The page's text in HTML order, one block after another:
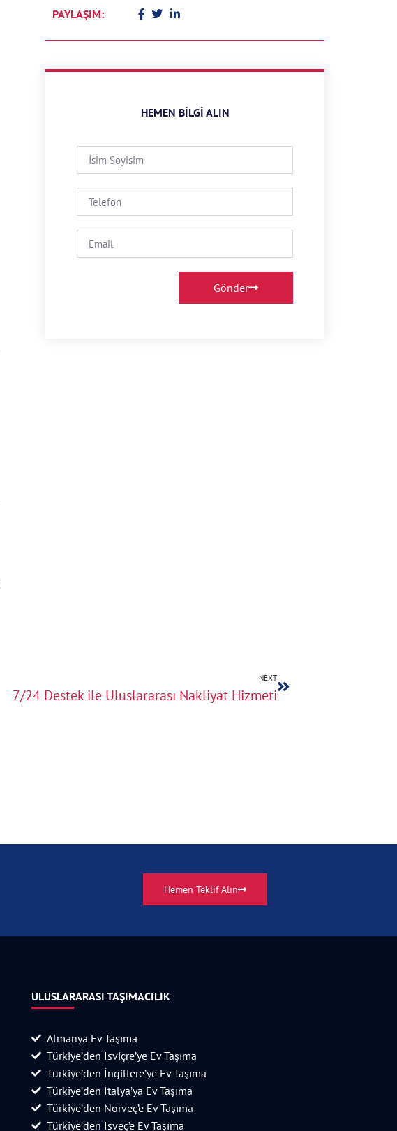
PAYLAŞIM:
HEMEN BILGI ALIN
Gönder
NEXT
7/24 Destek ile Uluslararası Nakliyat Hizmeti
Hemen Teklif Alın
ULUSLARARASI TAŞIMACILIK
Almanya Ev Taşıma
Türkiye’den İsviçre’ye Ev Taşıma
Türkiye’den İngiltere’ye Ev Taşıma
Türkiye’den İtalya’ya Ev Taşıma
Türkiye’den Norveç’e Ev Taşıma
Türkiye’den İsveç’e Ev Taşıma